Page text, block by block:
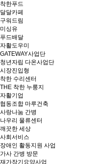
착한푸드
달달카페
구워드림
미싱유
푸드배달
자활도우미
GATEWAY사업단
청년자립 다온사업단
시장진입형
착한 수리센터
THE 착한 누룽지
자활기업
협동조합 마루건축
사랑나눔 간병
나우리 물류센터
깨끗한 세상
사회서비스
장애인 활동지원 사업
가사 간병 방문
재가장기요양사업